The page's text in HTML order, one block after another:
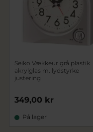
Seiko Vækkeur grå plastik
akrylglas m. lydstyrke
justering
349,00 kr
På lager